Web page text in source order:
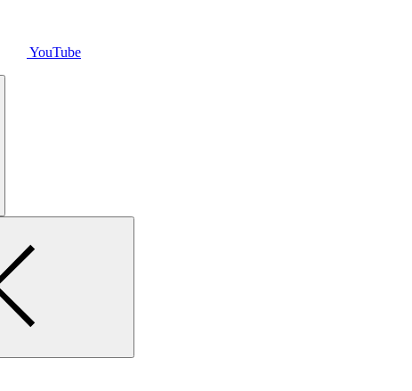
YouTube